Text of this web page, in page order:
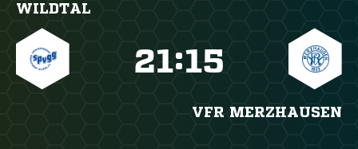
WILDTAL
:
VFR MERZHAUSEN